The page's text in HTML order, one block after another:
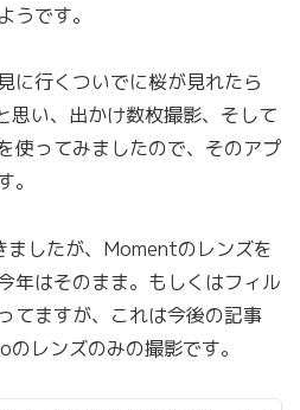
うです。
に行くついでに桜が見れたら
い、出かけ数枚撮影、そして
使ってみましたので、そのアプ
。
したが、Momentのレンズを
年はそのまま。もしくはフィル
てますが、これは今後の記事
レンズのみの撮影です。